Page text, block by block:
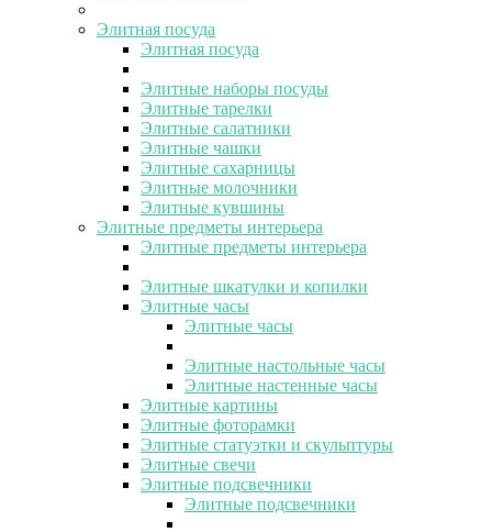
Элитная посуда
Элитная посуда
Элитные наборы посуды
Элитные тарелки
Элитные салатники
Элитные чашки
Элитные сахарницы
Элитные молочники
Элитные кувшины
Элитные предметы интерьера
Элитные предметы интерьера
Элитные шкатулки и копилки
Элитные часы
Элитные часы
Элитные настольные часы
Элитные настенные часы
Элитные картины
Элитные фоторамки
Элитные статуэтки и скульптуры
Элитные свечи
Элитные подсвечники
Элитные подсвечники